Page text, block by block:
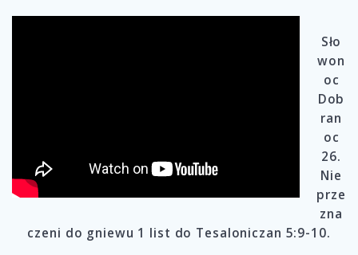
Sło
won
oc
Dob
ran
oc
26.
Nie
prze
zna
czeni do gniewu 1 list do Tesaloniczan 5:9-10.